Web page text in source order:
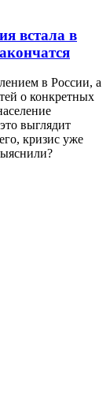
встала в
в России, а
о конкретных
выглядит
кризис уже